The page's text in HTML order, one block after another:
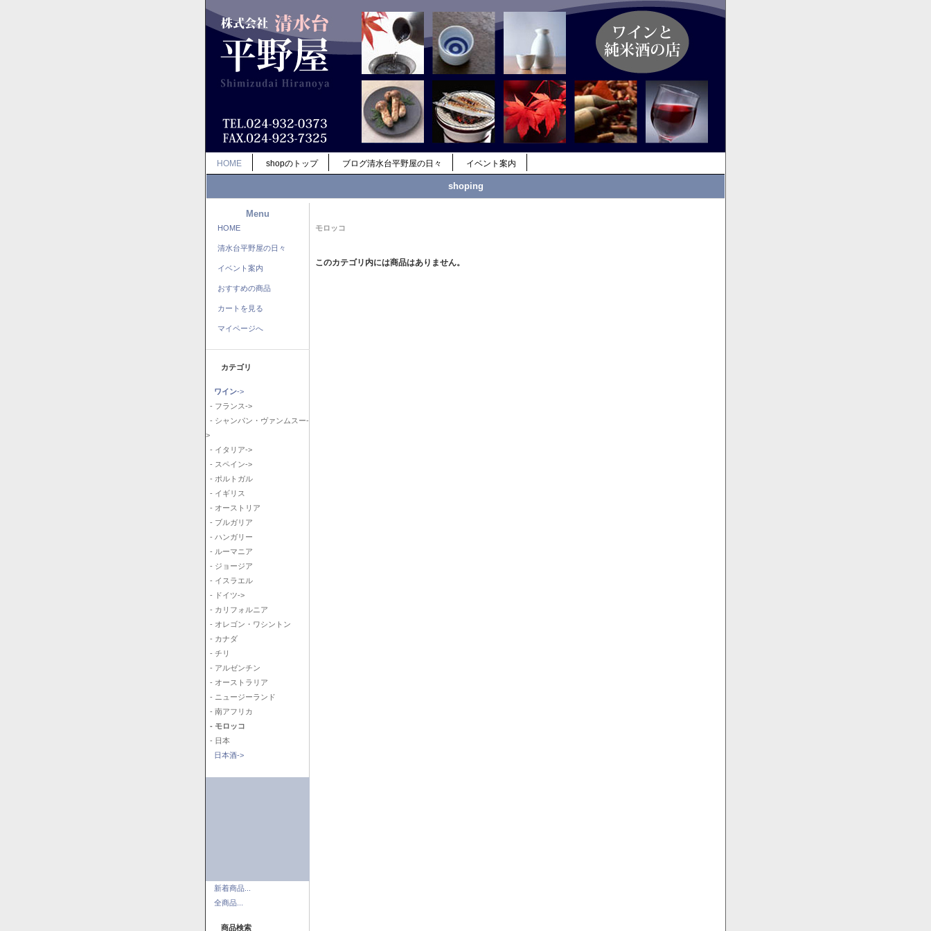
HOME shopのトップ ブログ清水台平野屋の日々 イベント案内
shoping
Menu
HOME
清水台平野屋の日々
イベント案内
おすすめの商品
カートを見る
マイページへ
カテゴリ
ワイン->
- フランス->
- シャンパン・ヴァンムスー-
>
- イタリア->
- スペイン->
- ポルトガル
- イギリス
- オーストリア
- ブルガリア
- ハンガリー
- ルーマニア
- ジョージア
- イスラエル
- ドイツ->
- カリフォルニア
- オレゴン・ワシントン
- カナダ
- チリ
- アルゼンチン
- オーストラリア
- ニュージーランド
- 南アフリカ
- モロッコ
- 日本
日本酒->
新着商品...
全商品...
商品検索
モロッコ
このカテゴリ内には商品はありません。